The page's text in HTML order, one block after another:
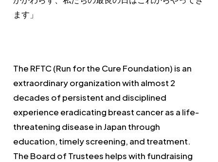
ます」
The RFTC (Run for the Cure Foundation) is an
extraordinary organization with almost 2
decades of persistent and disciplined
experience eradicating breast cancer as a life-
threatening disease in Japan through
education, timely screening, and treatment.
The Board of Trustees helps with fundraising